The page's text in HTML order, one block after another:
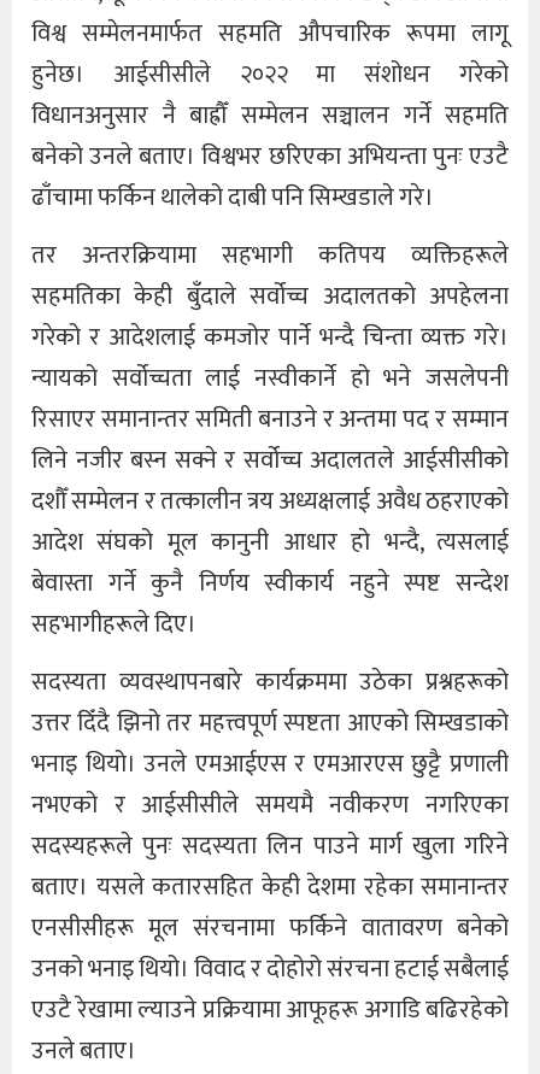
विश्व सम्मेलनमार्फत सहमति औपचारिक रूपमा लागू
हुनेछ। आईसीसीले २०२२ मा संशोधन गरेको
विधानअनुसार नै बाह्रौँ सम्मेलन सञ्चालन गर्ने सहमति
बनेको उनले बताए। विश्वभर छरिएका अभियन्ता पुनः एउटै
ढाँचामा फर्किन थालेको दाबी पनि सिम्खडाले गरे।
तर अन्तरक्रियामा सहभागी कतिपय व्यक्तिहरूले
सहमतिका केही बुँदाले सर्वोच्च अदालतको अपहेलना
गरेको र आदेशलाई कमजोर पार्ने भन्दै चिन्ता व्यक्त गरे।
न्यायको सर्वोच्चता लाई नस्वीकार्ने हो भने जसलेपनी
रिसाएर समानान्तर समिती बनाउने र अन्तमा पद र सम्मान
लिने नजीर बस्न सक्ने र सर्वोच्च अदालतले आईसीसीको
दशौँ सम्मेलन र तत्कालीन त्रय अध्यक्षलाई अवैध ठहराएको
आदेश संघको मूल कानुनी आधार हो भन्दै, त्यसलाई
बेवास्ता गर्ने कुनै निर्णय स्वीकार्य नहुने स्पष्ट सन्देश
सहभागीहरूले दिए।
सदस्यता व्यवस्थापनबारे कार्यक्रममा उठेका प्रश्नहरूको
उत्तर दिँदै झिनो तर महत्त्वपूर्ण स्पष्टता आएको सिम्खडाको
भनाइ थियो। उनले एमआईएस र एमआरएस छुट्टै प्रणाली
नभएको र आईसीसीले समयमै नवीकरण नगरिएका
सदस्यहरूले पुनः सदस्यता लिन पाउने मार्ग खुला गरिने
बताए। यसले कतारसहित केही देशमा रहेका समानान्तर
एनसीसीहरू मूल संरचनामा फर्किने वातावरण बनेको
उनको भनाइ थियो। विवाद र दोहोरो संरचना हटाई सबैलाई
एउटै रेखामा ल्याउने प्रक्रियामा आफूहरू अगाडि बढिरहेको
उनले बताए।